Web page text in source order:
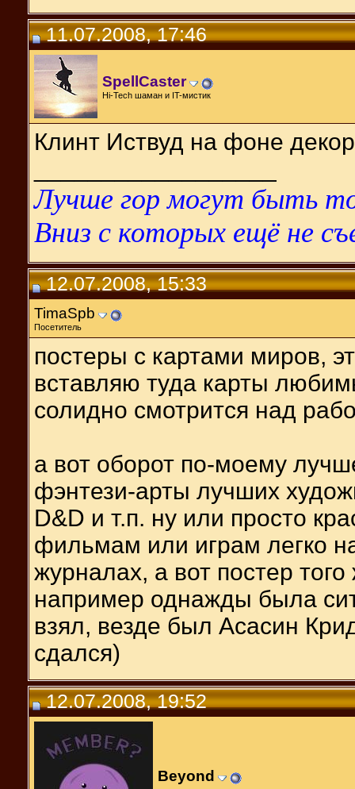
11.07.2008, 17:46
SpellCaster
Hi-Tech шаман и IT-мистик
Клинт Иствуд на фоне
Лучше гор могут быть
Вниз с которых ещё не
12.07.2008, 15:33
TimaSpb
Посетитель
постеры с картами миров,
вставляю туда карты
солидно смотрится над
а вот оборот по-моему
фэнтези-арты лучших
D&D и т.п. ну или просто
фильмам или играм легко
журналах, а вот постер
например однажды была
взял, везде был Асасин
сдался)
12.07.2008, 19:52
Beyond